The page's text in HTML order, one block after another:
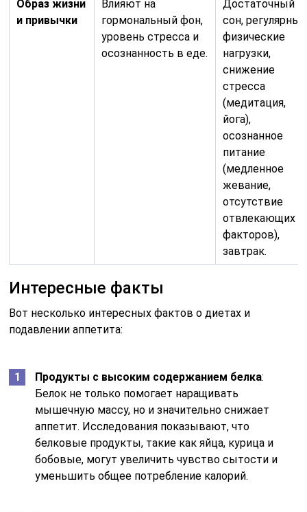
Образ жизни
и привычки
Влияют на
гормональный фон,
уровень стресса и
осознанность в еде.
Достаточный
сон, регулярные
физические
нагрузки,
снижение
стресса
(медитация,
йога),
осознанное
питание
(медленное
жевание,
отсутствие
отвлекающих
факторов),
завтрак.
Интересные факты
Вот несколько интересных фактов о диетах и
подавлении аппетита:
Продукты с высоким содержанием белка:
Белок не только помогает наращивать
мышечную массу, но и значительно снижает
аппетит. Исследования показывают, что
белковые продукты, такие как яйца, курица и
бобовые, могут увеличить чувство сытости и
уменьшить общее потребление калорий.